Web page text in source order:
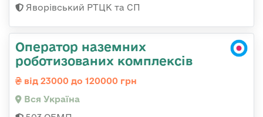
Яворівський РТЦК та СП
Оператор наземних
роботизованих комплексів
від 23000 до 120000 грн
Вся Україна